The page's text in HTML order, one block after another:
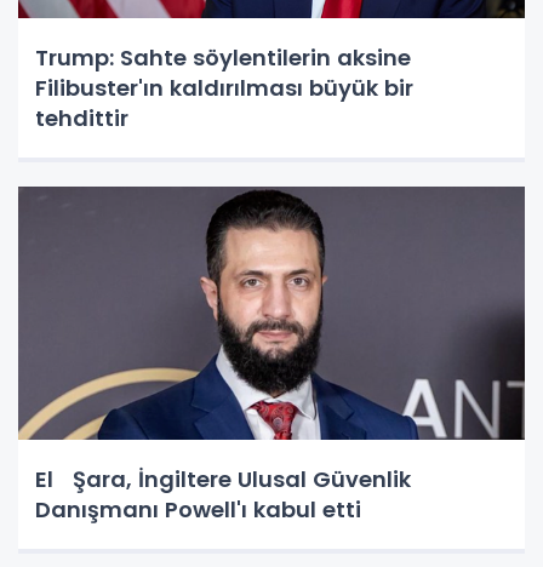
Trump: Sahte söylentilerin aksine
Filibuster'ın kaldırılması büyük bir
tehdittir
El Şara, İngiltere Ulusal Güvenlik
Danışmanı Powell'ı kabul etti